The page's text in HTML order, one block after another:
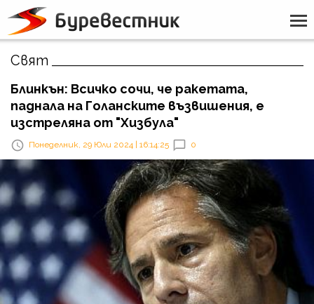
Свят
Блинкън: Всичко сочи, че ракетата,
паднала на Голанските възвишения, е
изстреляна от "Хизбула"
Понеделник, 29 Юли 2024 | 16:14:25 0